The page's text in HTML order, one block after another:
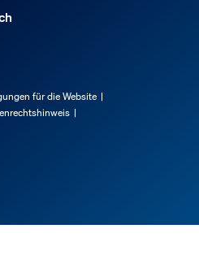
für die Website